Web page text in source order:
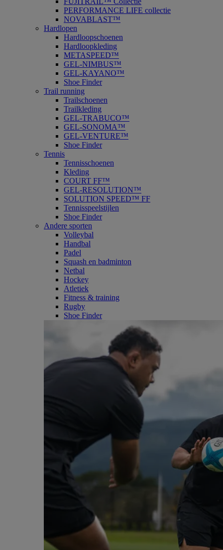
PERFORMANCE LIFE collectie
NOVABLAST™
Hardlopen
Hardloopschoenen
Hardloopkleding
METASPEED™
GEL-NIMBUS™
GEL-KAYANO™
Shoe Finder
Trail running
Trailschoenen
Trailkleding
GEL-TRABUCO™
GEL-SONOMA™
GEL-VENTURE™
Shoe Finder
Tennis
Tennisschoenen
Kleding
COURT FF™
GEL-RESOLUTION™
SOLUTION SPEED™ FF
Tennisspeelstijlen
Shoe Finder
Andere sporten
Volleybal
Handbal
Padel
Squash en badminton
Netbal
Hockey
Atletiek
Fitness & training
Rugby
Shoe Finder